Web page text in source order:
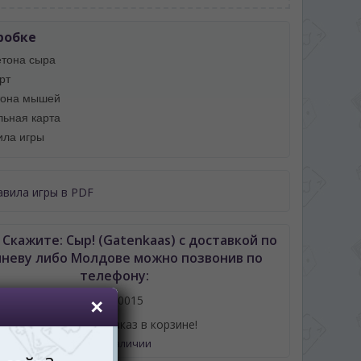
сыра
мышей
карта
игры
игры в PDF
Сыр! (Gatenkaas) с доставкой по
либо Молдове можно позвонив по
телефону:
061110015
или оформив заказ в корзине!
Нет в наличии